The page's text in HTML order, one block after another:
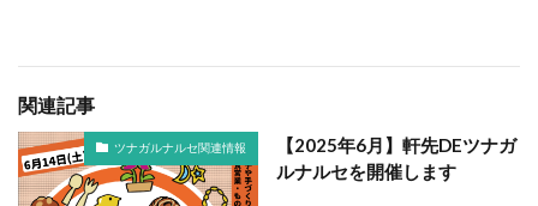
関連記事
ツナガルナルセ関連情報
【2025年6月】軒先DEツナガ
ルナルセを開催します